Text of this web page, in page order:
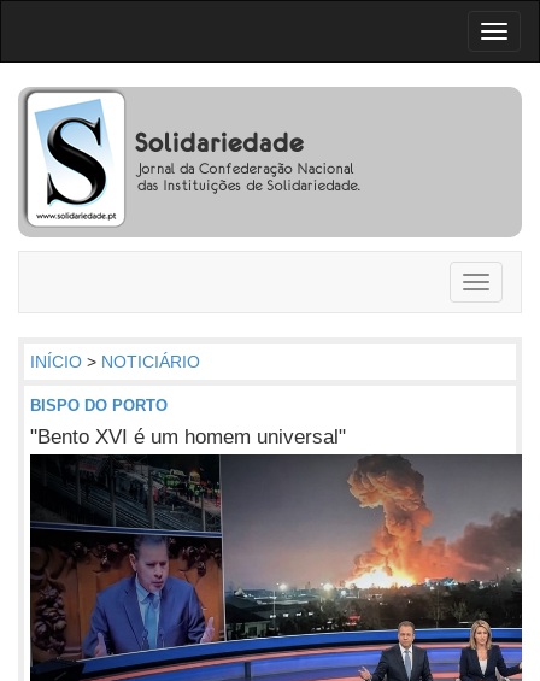
Toggle
INÍCIO > NOTICIÁRIO
BISPO DO PORTO
"Bento XVI é um homem universal"